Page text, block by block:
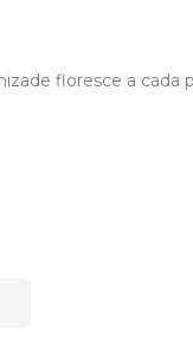
floresce a cada